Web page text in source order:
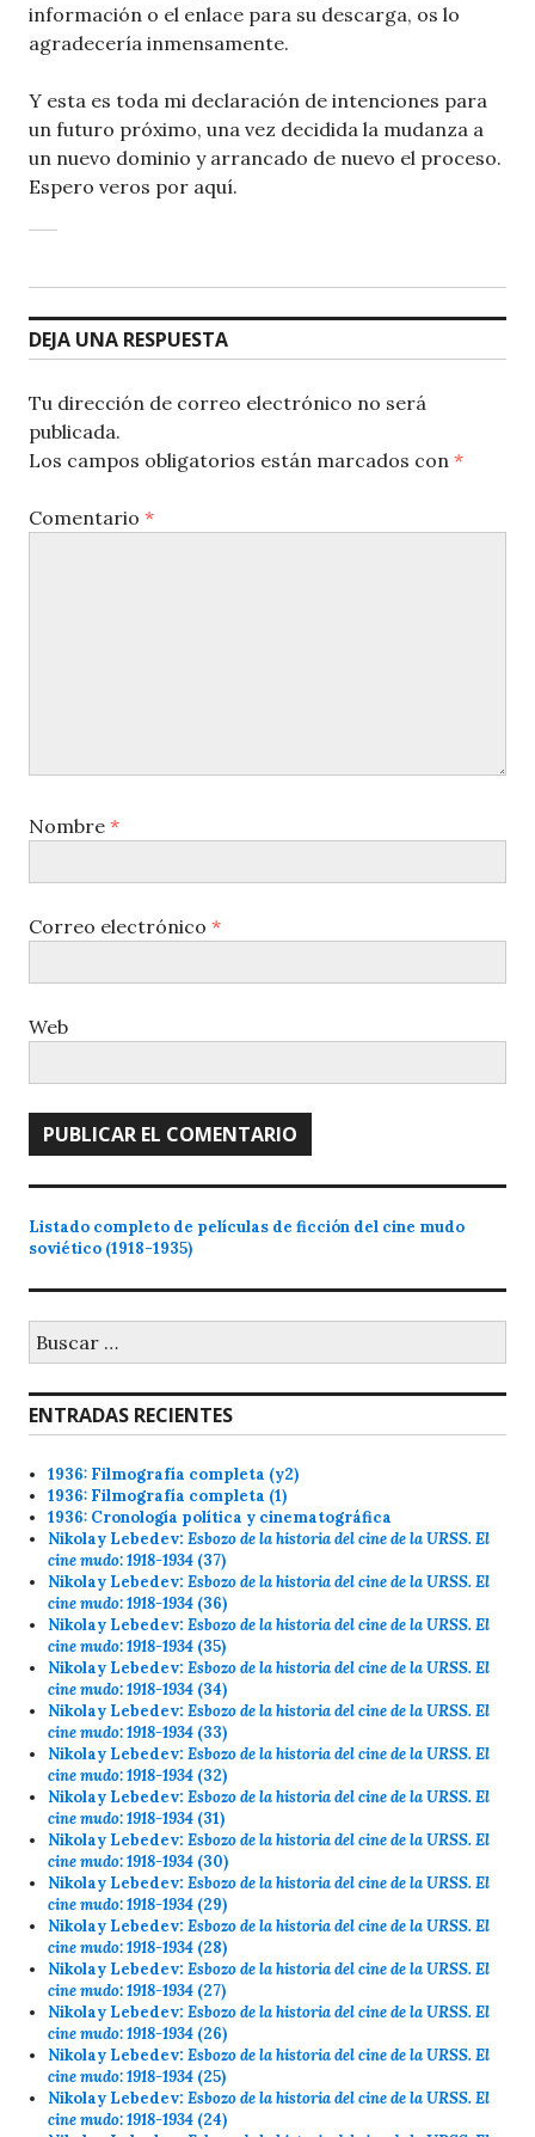
información o el enlace para su descarga, os lo
agradecería inmensamente.
Y esta es toda mi declaración de intenciones para
un futuro próximo, una vez decidida la mudanza a
un nuevo dominio y arrancado de nuevo el proceso.
Espero veros por aquí.
DEJA UNA RESPUESTA
Tu dirección de correo electrónico no será
publicada.
Los campos obligatorios están marcados con *
Comentario *
Nombre *
Correo electrónico *
Web
Listado completo de películas de ficción del cine mudo
soviético (1918-1935)
ENTRADAS RECIENTES
1936: Filmografía completa (y2)
1936: Filmografía completa (1)
1936: Cronología política y cinematográfica
Nikolay Lebedev:Esbozo de la historia del cine de la URSS. El
cine mudo: 1918-1934 (37)
Nikolay Lebedev:Esbozo de la historia del cine de la URSS. El
cine mudo: 1918-1934 (36)
Nikolay Lebedev:Esbozo de la historia del cine de la URSS. El
cine mudo: 1918-1934 (35)
Nikolay Lebedev:Esbozo de la historia del cine de la URSS. El
cine mudo: 1918-1934 (34)
Nikolay Lebedev:Esbozo de la historia del cine de la URSS. El
cine mudo: 1918-1934 (33)
Nikolay Lebedev:Esbozo de la historia del cine de la URSS. El
cine mudo: 1918-1934 (32)
Nikolay Lebedev:Esbozo de la historia del cine de la URSS. El
cine mudo: 1918-1934 (31)
Nikolay Lebedev:Esbozo de la historia del cine de la URSS. El
cine mudo: 1918-1934 (30)
Nikolay Lebedev:Esbozo de la historia del cine de la URSS. El
cine mudo: 1918-1934 (29)
Nikolay Lebedev:Esbozo de la historia del cine de la URSS. El
cine mudo: 1918-1934 (28)
Nikolay Lebedev:Esbozo de la historia del cine de la URSS. El
cine mudo: 1918-1934 (27)
Nikolay Lebedev:Esbozo de la historia del cine de la URSS. El
cine mudo: 1918-1934 (26)
Nikolay Lebedev:Esbozo de la historia del cine de la URSS. El
cine mudo: 1918-1934 (25)
Nikolay Lebedev:Esbozo de la historia del cine de la URSS. El
cine mudo: 1918-1934 (24)